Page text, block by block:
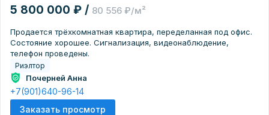
5 800 000 ₽ / 80 556 ₽/м²
Продается трёхкомнатная квартира, переделанная под офис.
Состояние хорошее. Сигнализация, видеонаблюдение,
телефон проведены.
Риэлтор
Почерней Анна
+7(901)640-96-14
Заказать просмотр